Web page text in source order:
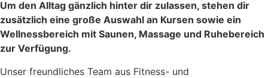
Um den Alltag gänzlich hinter dir zulassen, stehen dir
zusätzlich eine große Auswahl an Kursen sowie ein
Wellnessbereich mit Saunen, Massage und Ruhebereich
zur Verfügung.
Unser freundliches Team aus Fitness- und